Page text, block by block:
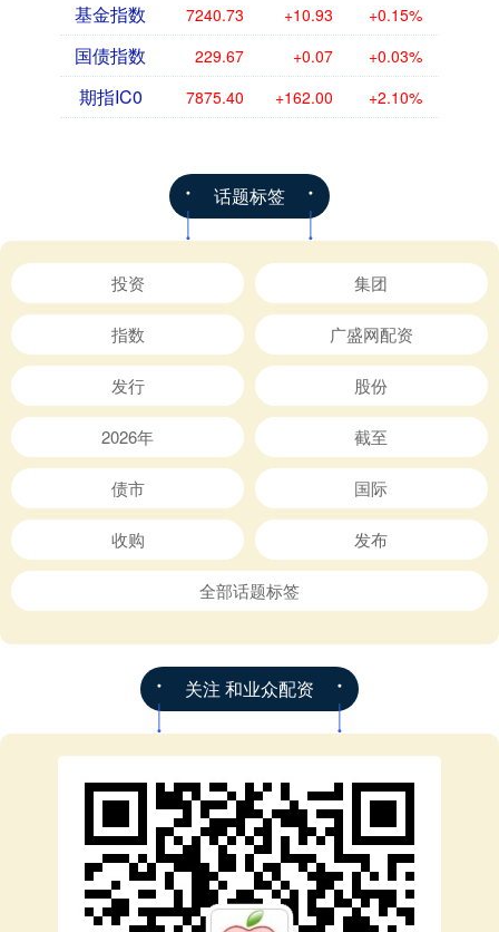
基金指数 7240.73 +10.93 +0.15%
国债指数 229.67 +0.07 +0.03%
期指IC0 7875.40 +162.00 +2.10%
话题标签
投资 集团
指数 广盛网配资
发行 股份
2026年 截至
债市 国际
收购 发布
全部话题标签
关注 和业众配资